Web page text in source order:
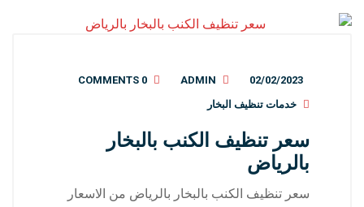
02/02/2023
ADMIN
0 COMMENTS
خدمات تنظيف البخار
سعر تنظيف الكنب بالبخار
بالرياض
سعر تنظيف الكنب بالبخار بالرياض من الاسعار